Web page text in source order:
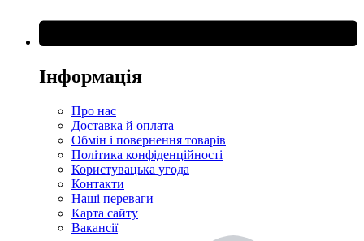
Інформація
Про нас
Доставка й оплата
Обмін і повернення товарів
Політика конфіденційності
Користувацька угода
Контакти
Наші переваги
Карта сайту
Вакансії